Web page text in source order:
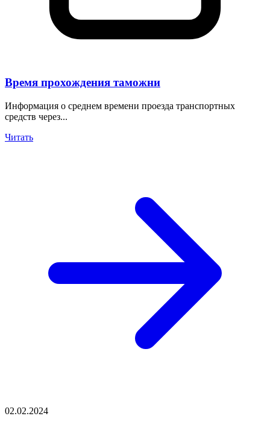
Время прохождения таможни
Информация о среднем времени проезда транспортных
средств через...
Читать
02.02.2024